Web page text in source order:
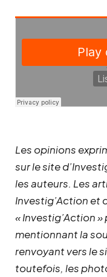
Les opinions
sur le site
les auteurs. Les
Investig’Action et
« Investig’Action
mentionnant la
renvoyant vers le
toutefois, les